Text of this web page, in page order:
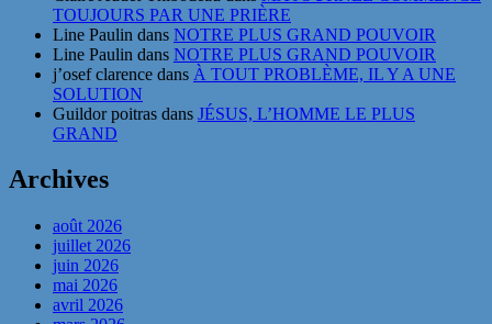
TOUJOURS PAR UNE PRIÈRE
Line Paulin dans NOTRE PLUS GRAND POUVOIR
Line Paulin dans NOTRE PLUS GRAND POUVOIR
j’osef clarence dans À TOUT PROBLÈME, IL Y A UNE
SOLUTION
Guildor poitras dans JÉSUS, L’HOMME LE PLUS
GRAND
Archives
août 2026
juillet 2026
juin 2026
mai 2026
avril 2026